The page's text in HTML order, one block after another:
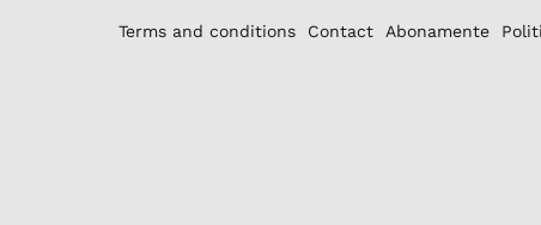
Terms and conditions Contact Abonamente